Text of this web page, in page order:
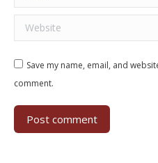
Website
Save my name, email, and
comment.
Post comment